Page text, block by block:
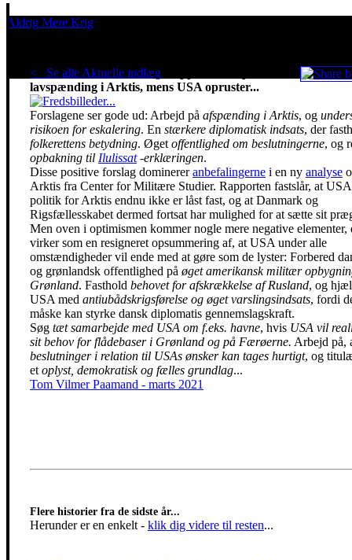
Aldrig Mere Krig
< Se alle Aktuelle indlæg
lavspænding i Arktis, mens USA opruster...
Forslagene ser gode ud: Arbejd på afspænding i Arktis, og
risikoen for eskalering. En stærkere diplomatisk indsats, der
folkerettens betydning. Øget offentlighed om beslutningerne, og
opbakning til Ilulissat-erklæringen.
Disse positive forslag dominereranbefalingerne i en ny analyse
Arktis fra Center for Militære Studier. Rapporten fastslår, at
politik for Arktis endnu ikke er låst fast, og at Danmark og
Rigsfællesskabet dermed fortsat har mulighed for at sætte sit
Men oven i optimismen kommer nogle mere negative elementer,
virker som en resigneret opsummering af, at USA under alle
omstændigheder vil ende med at gøre som de lyster: Forbered
og grønlandsk offentlighed på øget amerikansk militær
Grønland. Fasthold behovet for afskrækkelse af Rusland, og
USA med antiubådskrigsførelse og øget varslingsindsats, fordi
måske kan styrke dansk diplomatis gennemslagskraft.
Søg tæt samarbejde med USA om f.eks. havne, hvis USA vil
sit behov for flådebaser i Grønland og på Færøerne. Arbejd på,
beslutninger i relation til USAs ønsker kan tages hurtigt, og
et oplyst, demokratisk og fælles grundlag...
Tom Vilmer Paamand - marts 2021
Flere historier fra de sidste år...
Herunder er en enkelt - klik dig videre til resten...